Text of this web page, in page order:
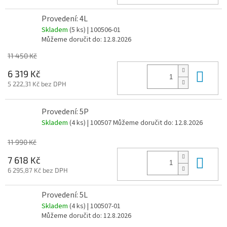
Provedení: 4L
Skladem (5 ks) | 100506-01
Můžeme doručit do: 12.8.2026
11 450 Kč
6 319 Kč
5 222,31 Kč bez DPH
Provedení: 5P
Skladem (4 ks) | 100507Můžeme doručit do: 12.8.2026
11 990 Kč
7 618 Kč
6 295,87 Kč bez DPH
Provedení: 5L
Skladem (4 ks) | 100507-01
Můžeme doručit do: 12.8.2026